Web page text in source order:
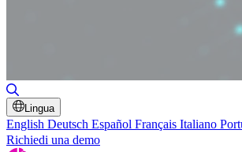
Lingua
English Deutsch Español Français Italiano
Richiedi una demo